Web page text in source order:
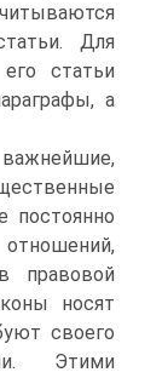
Для
статьи
а
постоянно
правовой
носят
своего
Этими